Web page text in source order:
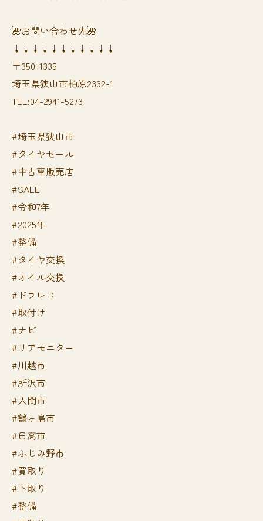
🌺お問い合わせ先🌺
↓↓↓↓↓↓↓↓↓↓↓
〒350-1335
埼玉県狭山市柏原2332-1
TEL:04-2941-5273
#埼玉県狭山市
#タイヤセール
#中古車販売店
#SALE
#令和7年
#2025年
#整備
#タイヤ交換
#オイル交換
#ドラレコ
#取付け
#ナビ
#リアモニター
#川越市
#所沢市
#入間市
#鶴ヶ島市
#日高市
#ふじみ野市
#買取り
#下取り
#整備